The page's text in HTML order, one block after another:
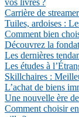
vos livres ?
Carrière de
Tuiles, ardoises :
Comment bien
Découvrez la
Les dernières
Les études à
Skillchaires :
L’achat de biens
Une nouvelle ère
Comment choisir